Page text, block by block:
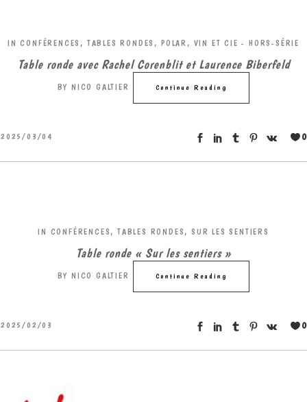
IN CONFÉRENCES, TABLES RONDES , POLAR, VIN ET CIE - HORS-SÉRIE
Table ronde avec Rachel Corenblit et Laurence Biberfeld
BY NICO GALTIER Continue Reading
2025/03/04 0
IN CONFÉRENCES, TABLES RONDES ,SUR LES SENTIERS
Table ronde « Sur les sentiers »
BY NICO GALTIER Continue Reading
2025/02/03 0